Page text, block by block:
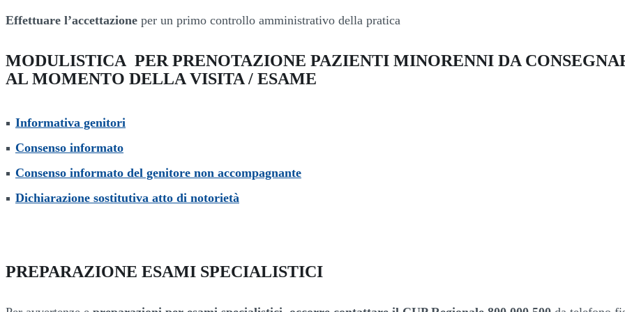
Effettuare l’accettazione per un primo controllo amministrativo della pratica
MODULISTICA PER PRENOTAZIONE PAZIENTI MINORENNI DA
AL MOMENTO DELLA VISITA / ESAME
Informativa genitori
Consenso informato
Consenso informato del genitore non accompagnante
Dichiarazione sostitutiva atto di notorietà
PREPARAZIONE ESAMI SPECIALISTICI